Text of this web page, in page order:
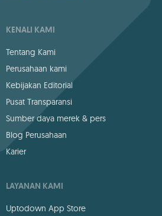
KENALI KAMI
Tentang Kami
Perusahaan kami
Kebijakan Editorial
Pusat Transparansi
Sumber daya merek & pers
Blog Perusahaan
Karier
LAYANAN KAMI
Uptodown App Store